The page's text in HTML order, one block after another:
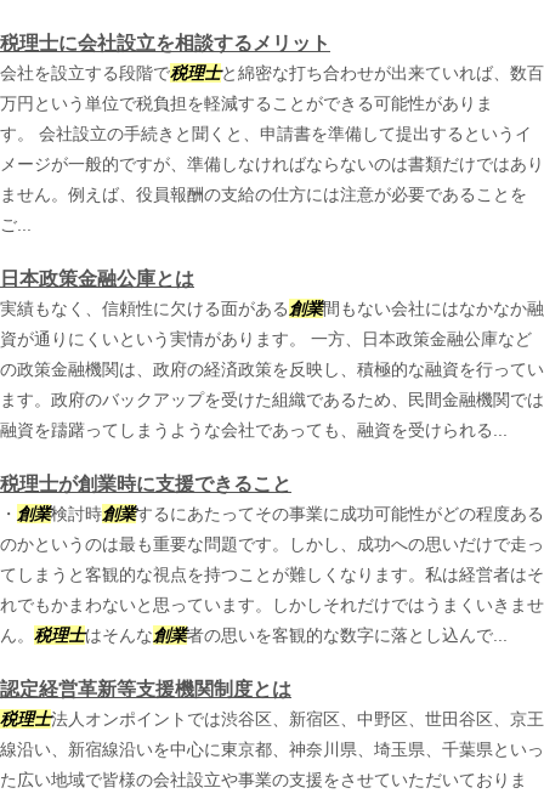
税理士に会社設立を相談するメリット
会社を設立する段階で税理士と綿密な打ち合わせが出来ていれば、数百
万円という単位で税負担を軽減することができる可能性がありま
す。 会社設立の手続きと聞くと、申請書を準備して提出するというイ
メージが一般的ですが、準備しなければならないのは書類だけではあり
ません。例えば、役員報酬の支給の仕方には注意が必要であることを
ご...
日本政策金融公庫とは
実績もなく、信頼性に欠ける面がある創業間もない会社にはなかなか融
資が通りにくいという実情があります。 一方、日本政策金融公庫など
の政策金融機関は、政府の経済政策を反映し、積極的な融資を行ってい
ます。政府のバックアップを受けた組織であるため、民間金融機関では
融資を躊躇ってしまうような会社であっても、融資を受けられる...
税理士が創業時に支援できること
・ 創業検討時創業するにあたってその事業に成功可能性がどの程度ある
のかというのは最も重要な問題です。しかし、成功への思いだけで走っ
てしまうと客観的な視点を持つことが難しくなります。私は経営者はそ
れでもかまわないと思っています。しかしそれだけではうまくいきませ
ん。 税理士はそんな創業者の思いを客観的な数字に落とし込んで...
認定経営革新等支援機関制度とは
税理士法人オンポイントでは渋谷区、新宿区、中野区、世田谷区、京王
線沿い、新宿線沿いを中心に東京都、神奈川県、埼玉県、千葉県といっ
た広い地域で皆様の会社設立や事業の支援をさせていただいておりま